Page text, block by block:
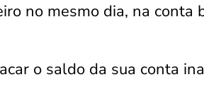
no mesmo dia, na conta
o saldo da sua conta